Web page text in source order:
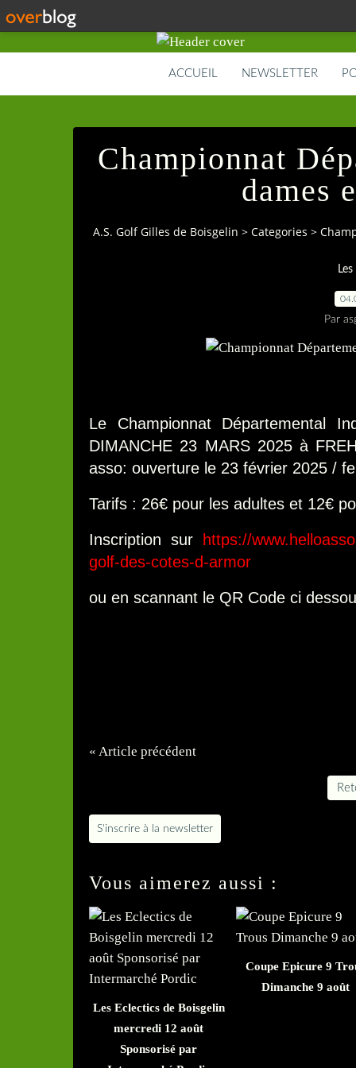
ACCUEIL NEWSLETTER
Championnat
dames
A.S. Golf Gilles de Boisgelin > Categories >
Par
Le Championnat Départemental
DIMANCHE 23 MARS 2025 à
asso: ouverture le 23 février 2025 /
Tarifs : 26€ pour les adultes et 12€
Inscription sur
https://
golf-des-cotes-d-armor
ou en scannant le QR Code ci
« Article précédent
S'inscrire à la newsletter
Vous aimerez aussi :
Les Eclectics de Boisgelin
mercredi 12 août
Sponsorisé par
Coupe Epicure 9
Dimanche 9 août